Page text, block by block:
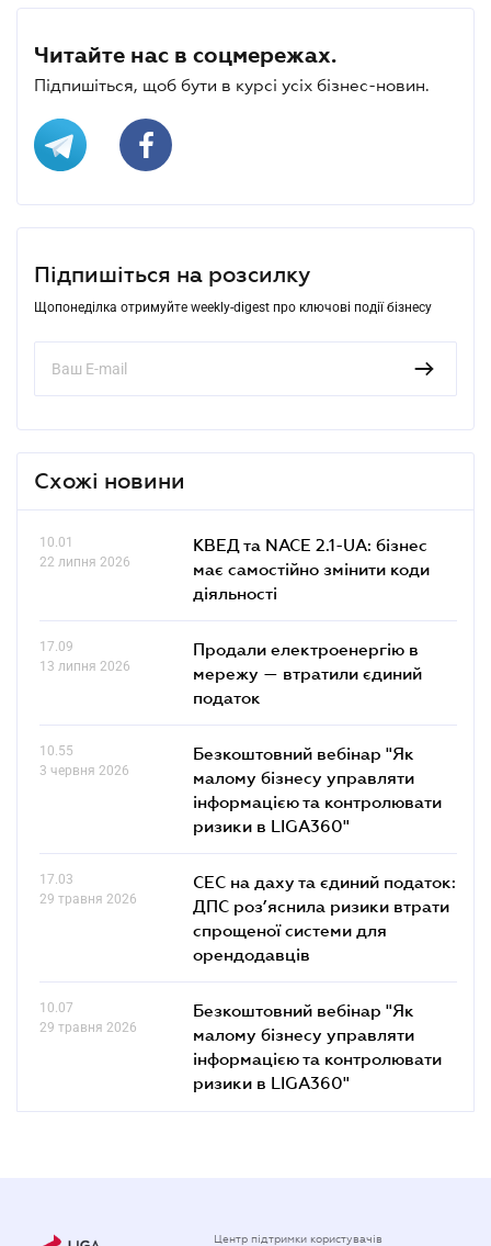
Читайте нас в соцмережах.
Підпишіться, щоб бути в курсі усіх бізнес-новин.
Підпишіться на розсилку
Щопонеділка отримуйте weekly-digest про ключові події бізнесу
Схожі новини
10.01
22 липня 2026
КВЕД та NACE 2.1-UA: бізнес
має самостійно змінити коди
діяльності
17.09
13 липня 2026
Продали електроенергію в
мережу — втратили єдиний
податок
10.55
3 червня 2026
Безкоштовний вебінар "Як
малому бізнесу управляти
інформацією та контролювати
ризики в LIGA360"
17.03
29 травня 2026
СЕС на даху та єдиний податок:
ДПС роз’яснила ризики втрати
спрощеної системи для
орендодавців
10.07
29 травня 2026
Безкоштовний вебінар "Як
малому бізнесу управляти
інформацією та контролювати
ризики в LIGA360"
Центр підтримки користувачів